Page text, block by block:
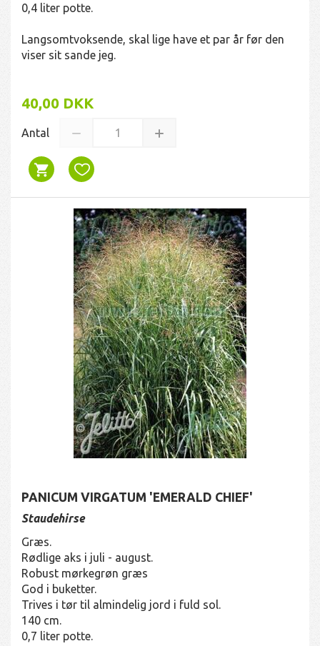
0,4 liter potte.
Langsomtvoksende, skal lige have et par år før den
viser sit sande jeg.
40,00 DKK
Antal
PANICUM VIRGATUM 'EMERALD CHIEF'
Staudehirse
Græs.
Rødlige aks i juli - august.
Robust mørkegrøn græs
God i buketter.
Trives i tør til almindelig jord i fuld sol.
140 cm.
0,7 liter potte.